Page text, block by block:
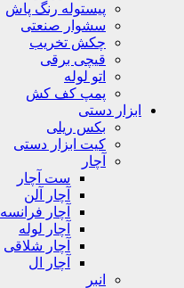
پیستوله رنگ پاش
سشوار صنعتی
چکش تخریب
قیچی برقی
اتو لوله
پمپ کف کش
ابزار دستی
بکس ریلی
کیت ابزار دستی
آچار
ست آچار
آچار آلن
آچار فرانسه
آچار لوله
آچار شلاقی
آچار ال
انبر